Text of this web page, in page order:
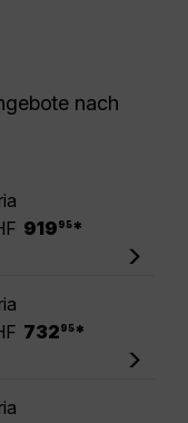
nach
919 95 *
732 95 *